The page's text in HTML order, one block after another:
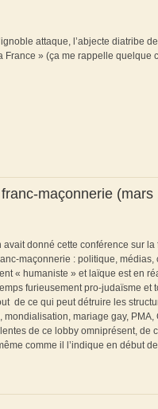
attaque, l’abjecte diatribe
France » (ça me rappelle
maçonnerie (mars
donné cette conférence sur
maçonnerie : politique,
« humaniste » et laïque est en
furieusement pro-judaïsme et
de ce qui peut détruire les
mondialisation, mariage gay,
de ce lobby omniprésent, de
comme il l’indique en début